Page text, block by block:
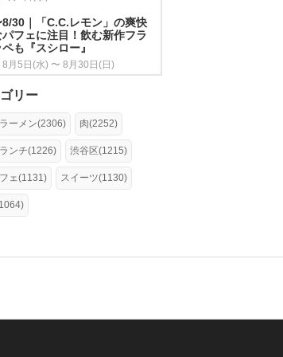
8/30｜「C.C.レモン」の爽快
パフェに注目！飲む新作フラ
ペも『スシロー』
8月5日(水) 〜 8月30日(日)
リー
ラーメン(2306) 肉(2252)
ランチ(1226) 渋谷区(1215)
ェ(1131) スイーツ(1130)